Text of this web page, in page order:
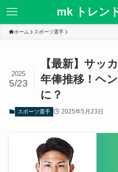
mk トレン
ホーム スポーツ選手
【最新】サッ
年俸推移！ヘ
に？
2025
5/23
スポーツ選手 2025年5月23日